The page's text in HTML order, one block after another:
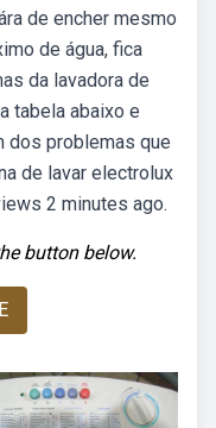
de encher mesmo
de água, fica
da lavadora de
tabela abaixo e
dos problemas que
de lavar electrolux
2 minutes ago.
button below.